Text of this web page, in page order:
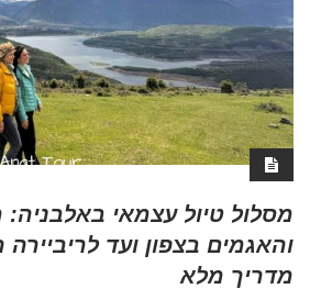
מסלול טיול עצמאי
והאגמים בצפון ועד
מדריך מלא